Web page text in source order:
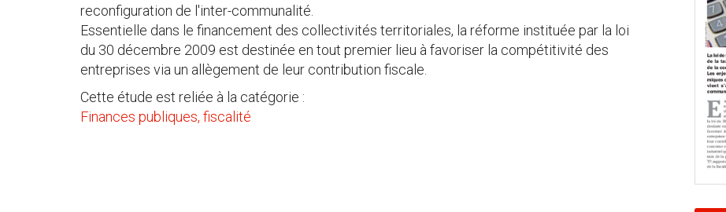
reconfiguration de l'inter-communalité.
Essentielle dans le financement des collectivités territoriales, la réforme instituée par la loi
du 30 décembre 2009 est destinée en tout premier lieu à favoriser la compétitivité des
entreprises via un allègement de leur contribution fiscale.
Cette étude est reliée à la catégorie :
Finances publiques, fiscalité